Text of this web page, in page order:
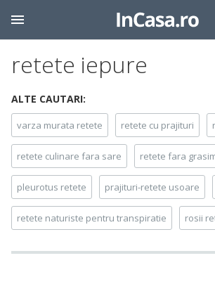
retete iepure
ALTE CAUTARI:
varza murata retete retete cu prajituri
retete culinare fara sare retete fara
pleurotus retete prajituri-retete usoare
retete naturiste pentru transpiratie rosii